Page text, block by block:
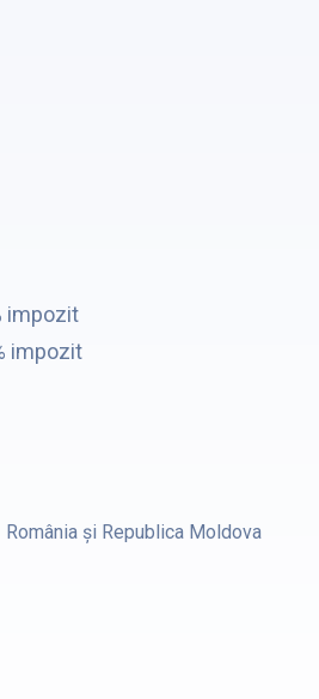
impozit
impozit
și Republica Moldova